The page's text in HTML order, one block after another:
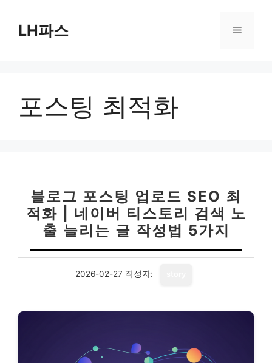
LH파스 메
포스팅 최적화
블로그 포스팅 업로드 SEO 최
적화 | 네이버 티스토리 검색 노
출 늘리는 글 작성법 5가지
2026-02-27 작성자: